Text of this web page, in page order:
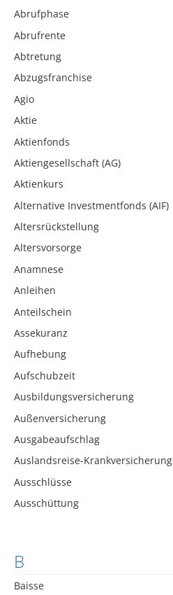
Abrufphase
Abrufrente
Abtretung
Abzugsfranchise
Agio
Aktie
Aktienfonds
Aktiengesellschaft (AG)
Aktienkurs
Alternative Investmentfonds (AIF)
Altersrückstellung
Altersvorsorge
Anamnese
Anleihen
Anteilschein
Assekuranz
Aufhebung
Aufschubzeit
Ausbildungsversicherung
Außenversicherung
Ausgabeaufschlag
Auslandsreise-Krankversicherung
Ausschlüsse
Ausschüttung
B
Baisse